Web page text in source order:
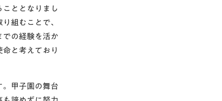
ととなりまし
組むことで、
の経験を活か
と考えており
甲子園の舞台